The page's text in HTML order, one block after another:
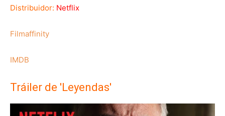
Distribuidor: Netflix
Filmaffinity
IMDB
Tráiler de 'Leyendas'